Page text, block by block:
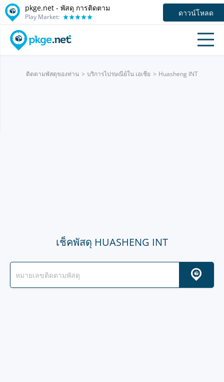
pkge.net - พัสดุ การติดตาม
Play Market: ดาวน์โหลด
ติดตามพัสดุของท่าน บริการไปรษณีย์ใน เอเชีย Huasheng INT
เช็คพัสดุ HUASHENG INT